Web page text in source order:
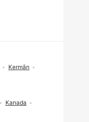
Kanada
Kermān